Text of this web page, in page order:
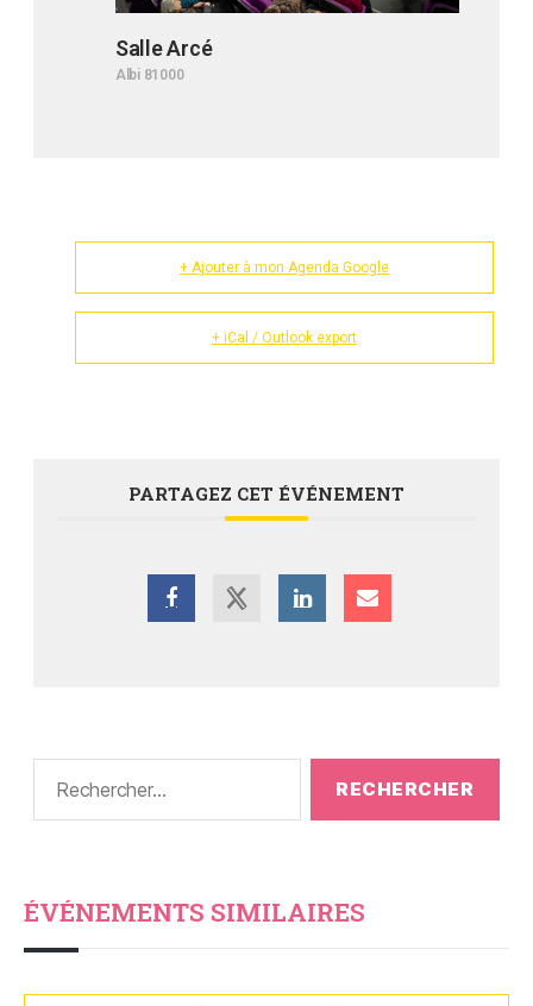
Salle Arcé
Albi 81000
+ Ajouter à mon Agenda Google
+ iCal / Outlook export
PARTAGEZ CET ÉVÉNEMENT
ÉVÉNEMENTS SIMILAIRES